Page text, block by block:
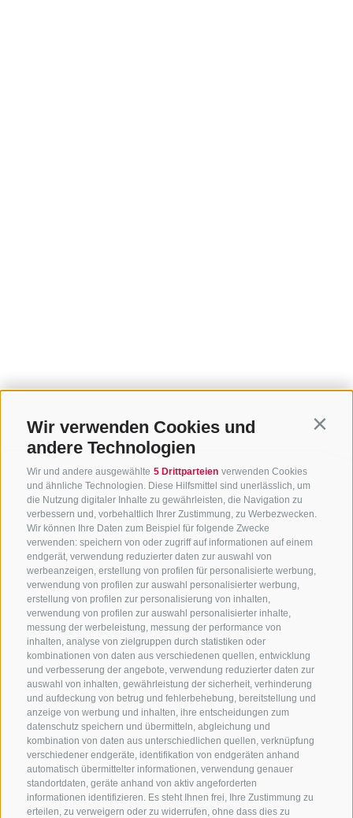
Wir verwenden Cookies und
andere Technologien
Wir und andere ausgewählte 5 Drittparteien verwenden Cookies
und ähnliche Technologien. Diese Hilfsmittel sind unerlässlich, um
die Nutzung digitaler Inhalte zu gewährleisten, die Navigation zu
verbessern und, vorbehaltlich Ihrer Zustimmung, zu Werbezwecken.
Wir können Ihre Daten zum Beispiel für folgende Zwecke
verwenden: speichern von oder zugriff auf informationen auf einem
endgerät, verwendung reduzierter daten zur auswahl von
werbeanzeigen, erstellung von profilen für personalisierte werbung,
verwendung von profilen zur auswahl personalisierter werbung,
erstellung von profilen zur personalisierung von inhalten,
verwendung von profilen zur auswahl personalisierter inhalte,
messung der werbeleistung, messung der performance von
inhalten, analyse von zielgruppen durch statistiken oder
kombinationen von daten aus verschiedenen quellen, entwicklung
und verbesserung der angebote, verwendung reduzierter daten zur
auswahl von inhalten, gewährleistung der sicherheit, verhinderung
und aufdeckung von betrug und fehlerbehebung, bereitstellung und
anzeige von werbung und inhalten, ihre entscheidungen zum
datenschutz speichern und übermitteln, abgleichung und
kombination von daten aus unterschiedlichen quellen, verknüpfung
verschiedener endgeräte, identifikation von endgeräten anhand
automatisch übermittelter informationen, verwendung genauer
standortdaten, geräte anhand von aktiv angeforderten
informationen identifizieren. Es steht Ihnen frei, Ihre Zustimmung zu
erteilen, zu verweigern oder zu widerrufen, ohne dass dies zu
KONTAKTIERE UNS
+39 0472 765 325
info@sterzing.com
NEWSLETTER